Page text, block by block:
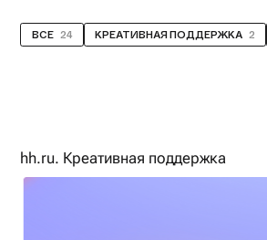
ВСЕ 24 КРЕАТИВНАЯ ПОДДЕРЖКА 2
hh.ru. Креативная поддержка